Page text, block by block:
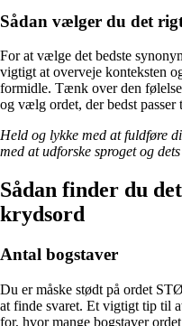
Sådan vælger du det
For at vælge det bedste
vigtigt at overveje konteksten
formidle. Tænk over den
og vælg ordet, der bedst passer
Held og lykke med at fuldføre
med at udforske sproget og
Sådan finder du
krydsord
Antal bogstaver
Du er måske stødt på ordet
at finde svaret. Et vigtigt tip til
for, hvor mange bogstaver